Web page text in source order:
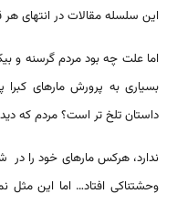
این سلسله مقالات در انتهای هر
اما علت چه بود مردم گرسنه و
بسیاری به پرورش مارهای کبرا
داستان تلخ تر است؟ مردم که
ندارد،‌ هرکس مارهای خود را در
وحشتناکی افتاد… اما این مثل